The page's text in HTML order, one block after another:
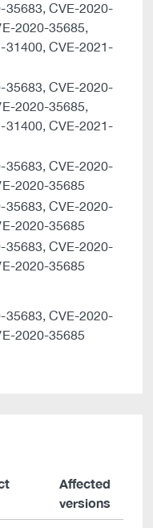
35683, CVE-2020-
2020-35685,
31400, CVE-2021-
35683, CVE-2020-
2020-35685,
31400, CVE-2021-
35683, CVE-2020-
2020-35685
35683, CVE-2020-
2020-35685
35683, CVE-2020-
2020-35685
35683, CVE-2020-
2020-35685
Affected
versions